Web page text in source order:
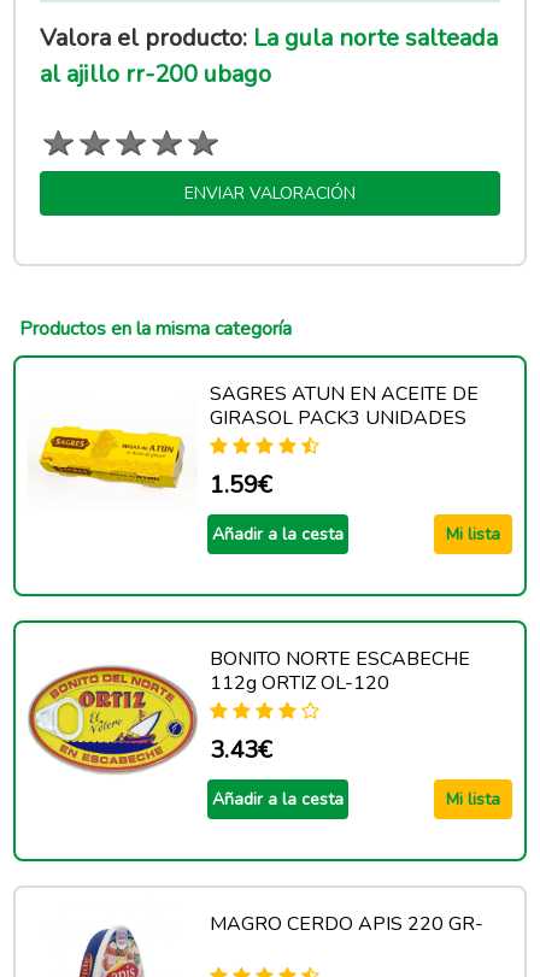
Valora el producto: La gula norte salteada
al ajillo rr-200 ubago
ENVIAR VALORACIÓN
Productos en la misma categoría
SAGRES ATUN EN ACEITE DE
GIRASOL PACK3 UNIDADES
1.59€
Añadir a la cesta Mi lista
BONITO NORTE ESCABECHE
112g ORTIZ OL-120
3.43€
Añadir a la cesta Mi lista
MAGRO CERDO APIS 220 GR-